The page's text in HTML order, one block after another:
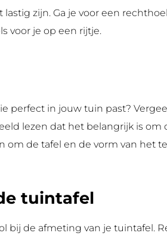
zijn. Ga je voor een
voor je op een rijtje.
perfect in jouw tuin past?
lezen dat het belangrijk is
om de tafel en de vorm van het
tuintafel
bij de afmeting van je tuintafel.